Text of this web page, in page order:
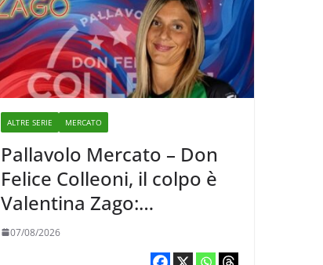
ALTRE SERIE MERCATO
Pallavolo Mercato – Don
Felice Colleoni, il colpo è
Valentina Zago:
esperienza e oltre 5.000
punti al servizio di
07/08/2026